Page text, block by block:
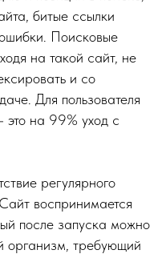
битые ссылки
Поисковые
на такой сайт, не
и со
Для пользователя
на 99% уход с
регулярного
воспринимается
после запуска можно
организм, требующий